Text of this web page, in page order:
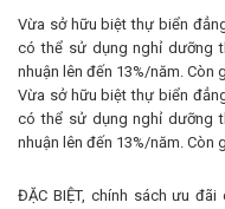
Vừa sở hữu biệt thự biển
có thể sử dụng nghỉ dưỡng
nhuận lên đến 13%/năm. Còn
Vừa sở hữu biệt thự biển
có thể sử dụng nghỉ dưỡng
nhuận lên đến 13%/năm. Còn
ĐẶC BIỆT, chính sách ưu